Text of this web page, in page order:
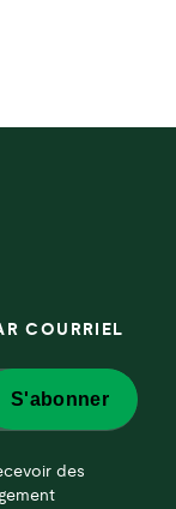
COURRIEL
des
S'abonner